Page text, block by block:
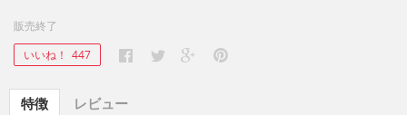
販売終了
いいね！ 447
特徴 レビュー